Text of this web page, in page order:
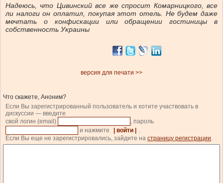
Надеюсь, что Цивинский все же спросит Комарницкого, все
ли налоги он оплатил, покупая этот отель. Не будем даже
мечтать о конфискации или обращении гостиницы в
собственность Украины
версия для печати >>
Что скажете, Аноним?
Если Вы зарегистрированный пользователь и хотите участвовать в
дискуссии — введите
свой логин (email)
, пароль
и нажмите
| войти |
.
Если Вы еще не зарегистрировались, зайдите на страницу регистрации.